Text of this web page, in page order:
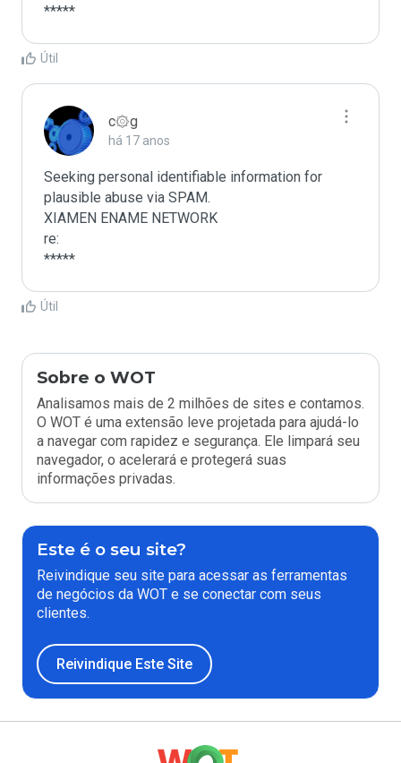
*****
Útil
c۞g
há 17 anos
Seeking personal identifiable information for
plausible abuse via SPAM.
XIAMEN ENAME NETWORK
re:
*****
Útil
Sobre o WOT
Analisamos mais de 2 milhões de sites e contamos.
O WOT é uma extensão leve projetada para ajudá-lo
a navegar com rapidez e segurança. Ele limpará seu
navegador, o acelerará e protegerá suas
informações privadas.
Este é o seu site?
Reivindique seu site para acessar as ferramentas
de negócios da WOT e se conectar com seus
clientes.
Reivindique Este Site